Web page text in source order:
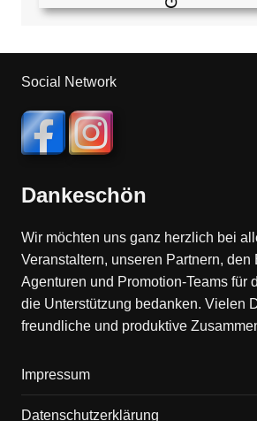
Social Network
Dankeschön
Wir möchten uns ganz herzlich bei
Veranstaltern, unseren Partnern, den
Agenturen und Promotion-Teams für
die Unterstützung bedanken. Vielen
freundliche und produktive
Impressum
Datenschutzerklärung